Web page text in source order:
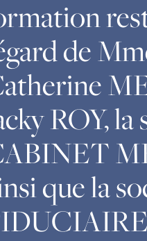
de
ROY, la
que la